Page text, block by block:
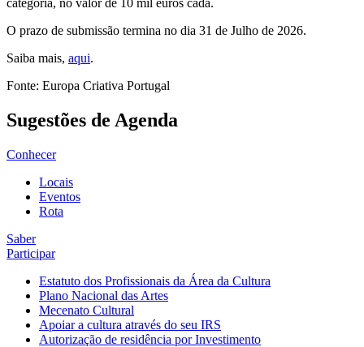
categoria, no valor de 10 mil euros cada.
O prazo de submissão termina no dia 31 de Julho de 2026.
Saiba mais, aqui.
Fonte: Europa Criativa Portugal
Sugestões de Agenda
Conhecer
Locais
Eventos
Rota
Saber
Participar
Estatuto dos Profissionais da Área da Cultura
Plano Nacional das Artes
Mecenato Cultural
Apoiar a cultura através do seu IRS
Autorização de residência por Investimento